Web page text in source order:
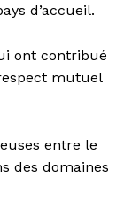
d’accueil.
ont contribué
mutuel
entre le
des domaines